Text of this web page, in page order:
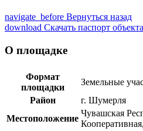
navigate_before Вернуться назад
download Скачать паспорт объекта
О площадке
Формат
площадки
Земельные
Район
г. Шумерля
Местоположение
Чувашская